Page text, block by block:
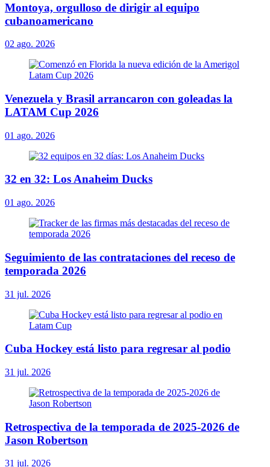
Montoya, orgulloso de dirigir al equipo
cubanoamericano
02 ago. 2026
Venezuela y Brasil arrancaron con goleadas la
LATAM Cup 2026
01 ago. 2026
32 en 32: Los Anaheim Ducks
01 ago. 2026
Seguimiento de las contrataciones del receso de
temporada 2026
31 jul. 2026
Cuba Hockey está listo para regresar al podio
31 jul. 2026
Retrospectiva de la temporada de 2025-2026 de
Jason Robertson
31 jul. 2026